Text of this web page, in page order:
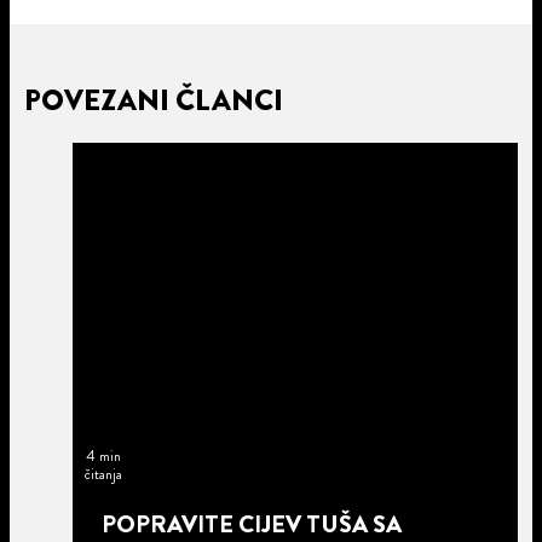
POVEZANI ČLANCI
4 min
čitanja
POPRAVITE CIJEV TUŠA SA